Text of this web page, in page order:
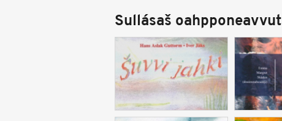
Sullásaš oahpponeavvut